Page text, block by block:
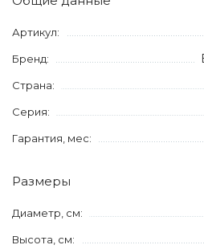
Артикул:
Бренд:
Страна:
Серия:
Гарантия, мес:
Размеры
Диаметр, см:
Высота, см: